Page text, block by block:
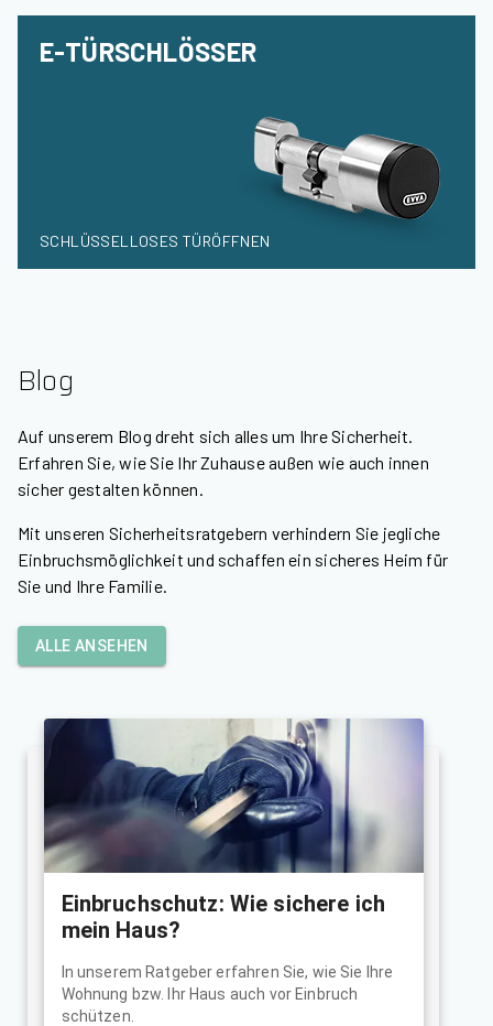
E-TÜRSCHLÖSSER
SCHLÜSSELLOSES TÜRÖFFNEN
Blog
Auf unserem Blog dreht sich alles um Ihre Sicherheit.
Erfahren Sie, wie Sie Ihr Zuhause außen wie auch innen
sicher gestalten können.
Mit unseren Sicherheitsratgebern verhindern Sie jegliche
Einbruchsmöglichkeit und schaffen ein sicheres Heim für
Sie und Ihre Familie.
ALLE ANSEHEN
Einbruchschutz: Wie sichere ich
mein Haus?
In unserem Ratgeber erfahren Sie, wie Sie Ihre
Wohnung bzw. Ihr Haus auch vor Einbruch
schützen.